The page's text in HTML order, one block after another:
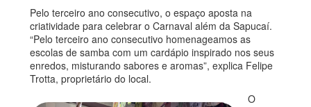
Pelo terceiro ano consecutivo, o espaço aposta na
criatividade para celebrar o Carnaval além da Sapucaí.
“Pelo terceiro ano consecutivo homenageamos as
escolas de samba com um cardápio inspirado nos seus
enredos, misturando sabores e aromas”, explica Felipe
Trotta, proprietário do local.
O